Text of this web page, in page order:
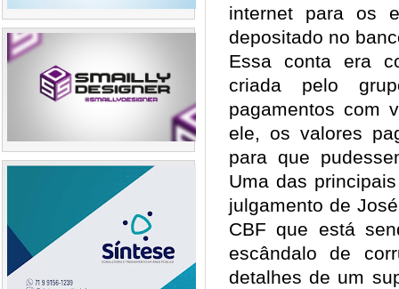
internet para os
depositado no
Essa conta era
criada pelo
pagamentos com
ele, os valores
para que
Uma das
julgamento de
CBF que está
escândalo de
detalhes de um